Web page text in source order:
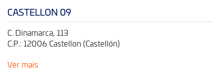
CASTELLON 09
C. Dinamarca, 113
C.P.: 12006 Castellon (Castellón)
Ver mais